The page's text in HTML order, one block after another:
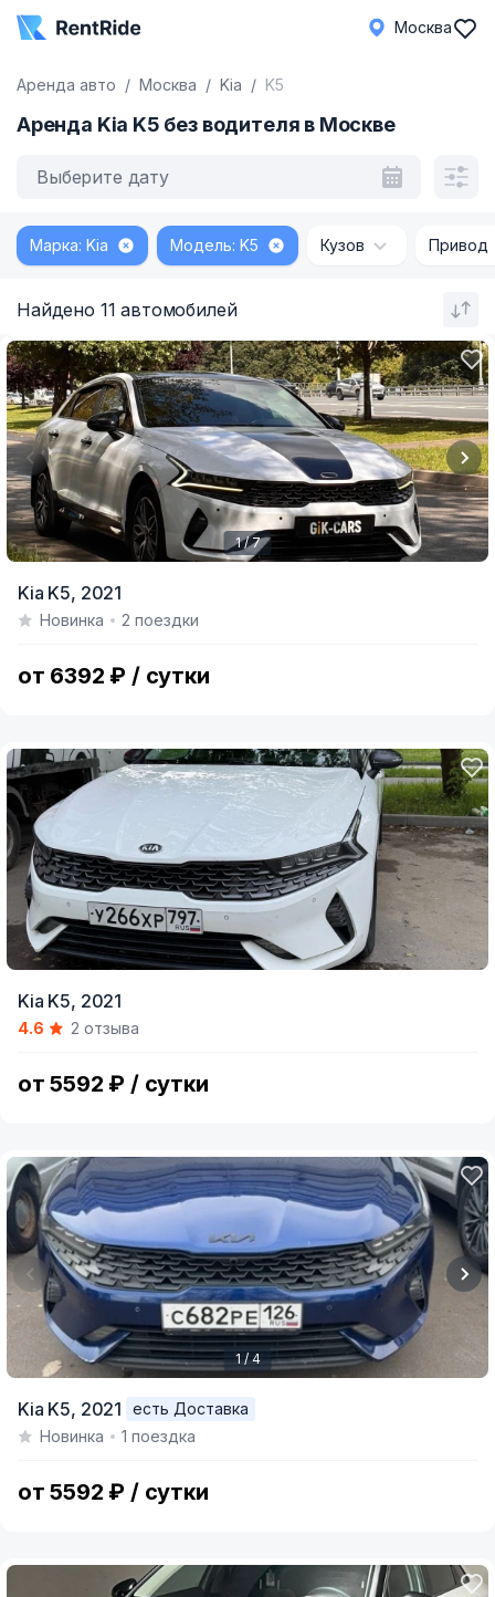
Москва
Аренда авто Москва Kia K5
Аренда Kia K5 без водителя в Москве
Выберите дату
Марка: Kia Модель: K5 Кузов Привод
Найдено 11 автомобилей
of
1 / 7
Kia K5, 2021
Новинка 2 поездки
от 6392 ₽ / сутки
Kia K5, 2021
4.6 2 отзыва
от 5592 ₽ / сутки
of
1 / 4
Kia K5, 2021
есть Доставка
Новинка
1 поездка
от 5592 ₽ / сутки